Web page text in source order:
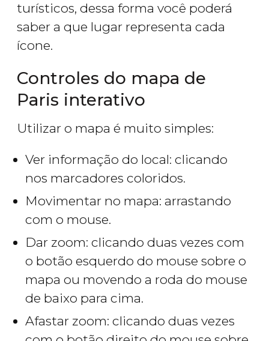
turísticos, dessa forma você poderá
saber a que lugar representa cada
ícone.
Controles do mapa de
Paris interativo
Utilizar o mapa é muito simples:
Ver informação do local: clicando
nos marcadores coloridos.
Movimentar no mapa: arrastando
com o mouse.
Dar zoom: clicando duas vezes com
o botão esquerdo do mouse sobre o
mapa ou movendo a roda do mouse
de baixo para cima.
Afastar zoom: clicando duas vezes